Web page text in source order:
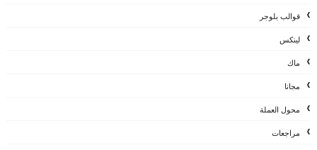
قوالب بلوجر
لينكس
ماك
مجانا
محول العملة
مراجعات